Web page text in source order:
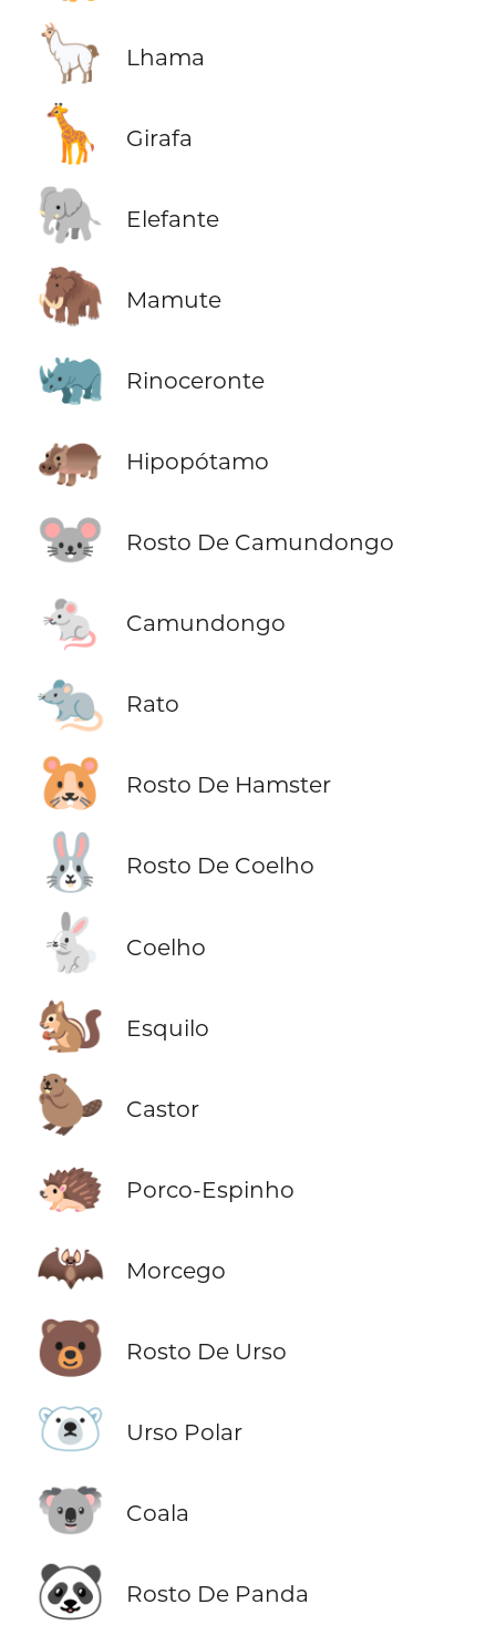
🦙
Lhama
🦒 Girafa
🐘 Elefante
🦣 Mamute
🦏 Rinoceronte
🦛 Hipopótamo
🐭 Rosto De Camundongo
🐁 Camundongo
🐀 Rato
🐹 Rosto De Hamster
🐰 Rosto De Coelho
🐇 Coelho
🐿️ Esquilo
🦫 Castor
🦔 Porco-Espinho
🦇 Morcego
🐻 Rosto De Urso
🐻‍❄️ Urso Polar
🐨 Coala
🐼 Rosto De Panda